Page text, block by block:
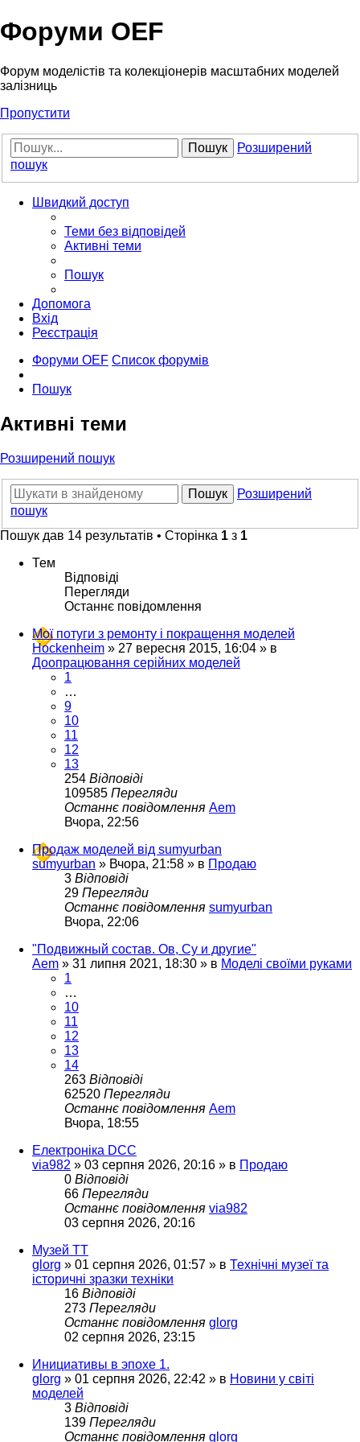
Форуми OEF
Форум моделістів та колекціонерів масштабних моделей
залізниць
Пропустити
Пошук
Розширений
пошук
Швидкий доступ
Теми без відповідей
Активні теми
Пошук
Допомога
Вхід
Реєстрація
Форуми OEF Список форумів
Пошук
Активні теми
Розширений пошук
Пошук
Розширений
пошук
Пошук дав 14 результатів • Сторінка 1 з 1
Тем
Відповіді
Перегляди
Останнє повідомлення
Мої потуги з ремонту і покращення моделей
Hockenheim » 27 вересня 2015, 16:04 » в
Доопрацювання серійних моделей
1
…
9
10
11
12
13
254 Відповіді
109585 Перегляди
Останнє повідомлення Aem
Вчора, 22:56
Продаж моделей від sumyurban
sumyurban » Вчора, 21:58 » в Продаю
3 Відповіді
29 Перегляди
Останнє повідомлення sumyurban
Вчора, 22:06
"Подвижный состав. Ов, Су и другие"
Aem » 31 липня 2021, 18:30 » в Моделі своїми руками
1
…
10
11
12
13
14
263 Відповіді
62520 Перегляди
Останнє повідомлення Aem
Вчора, 18:55
Електроніка DCC
via982 » 03 серпня 2026, 20:16 » в Продаю
0 Відповіді
66 Перегляди
Останнє повідомлення via982
03 серпня 2026, 20:16
Музей ТТ
glorg » 01 серпня 2026, 01:57 » в Технічні музеї та
історичні зразки техніки
16 Відповіді
273 Перегляди
Останнє повідомлення glorg
02 серпня 2026, 23:15
Инициативы в эпохе 1.
glorg » 01 серпня 2026, 22:42 » в Новини у світі
моделей
3 Відповіді
139 Перегляди
Останнє повідомлення glorg